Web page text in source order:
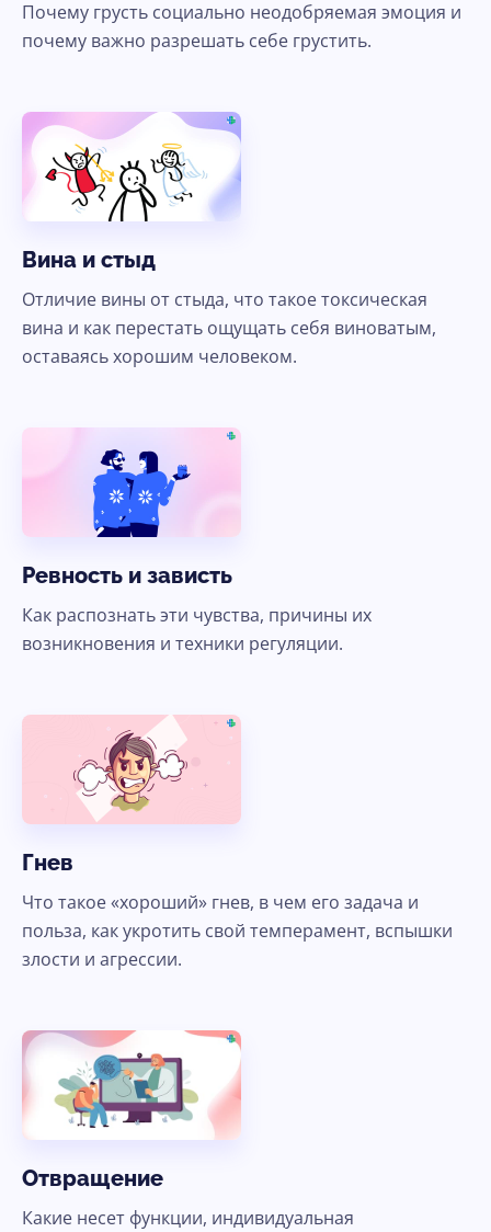
Почему грусть социально неодобряемая эмоция и
почему важно разрешать себе грустить.
Вина и стыд
Отличие вины от стыда, что такое токсическая
вина и как перестать ощущать себя виноватым,
оставаясь хорошим человеком.
Ревность и зависть
Как распознать эти чувства, причины их
возникновения и техники регуляции.
Гнев
Что такое «хороший» гнев, в чем его задача и
польза, как укротить свой темперамент, вспышки
злости и агрессии.
Отвращение
Какие несет функции, индивидуальная
Ясно, продолжить